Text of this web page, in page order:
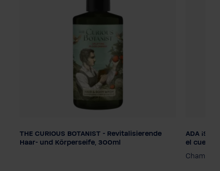
Dosificación
Bomba dispensadora
THE CURIOUS BOTANIST - Revitalisierende
Haar- und Körperseife, 300ml
Bomba
ADA ¡Sé diferente! - Champú para el cabello y
el cuerpo
Champú